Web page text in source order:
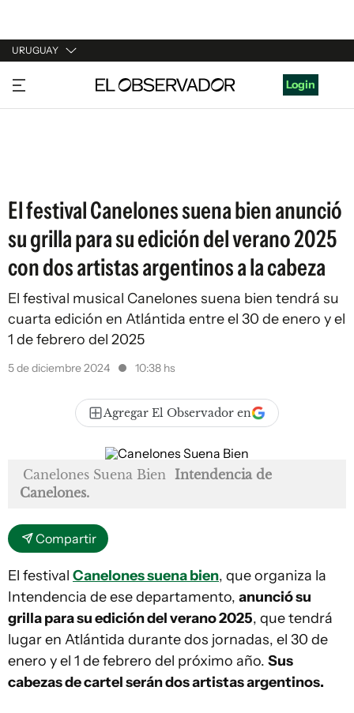
URUGUAY
URUGUAY
ARGENTINA
Login
El festival Canelones suena bien anunció
su grilla para su edición del verano 2025
con dos artistas argentinos a la cabeza
El festival musical Canelones suena bien tendrá su
cuarta edición en Atlántida entre el 30 de enero y el
1 de febrero del 2025
5 de diciembre 2024 10:38 hs
Agregar El Observador en
Canelones Suena Bien Intendencia de
Canelones.
Compartir
El festival Canelones suena bien, que organiza la
Intendencia de ese departamento, anunció su
grilla para su edición del verano 2025, que tendrá
lugar en Atlántida durante dos jornadas, el 30 de
enero y el 1 de febrero del próximo año. Sus
cabezas de cartel serán dos artistas argentinos.